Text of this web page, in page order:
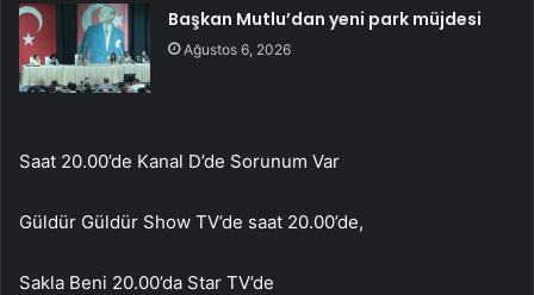
Başkan Mutlu’dan yeni park müjdesi
Ağustos 6, 2026
Saat 20.00’de Kanal D’de Sorunum Var
Güldür Güldür Show TV’de saat 20.00’de,
Sakla Beni 20.00’da Star TV’de